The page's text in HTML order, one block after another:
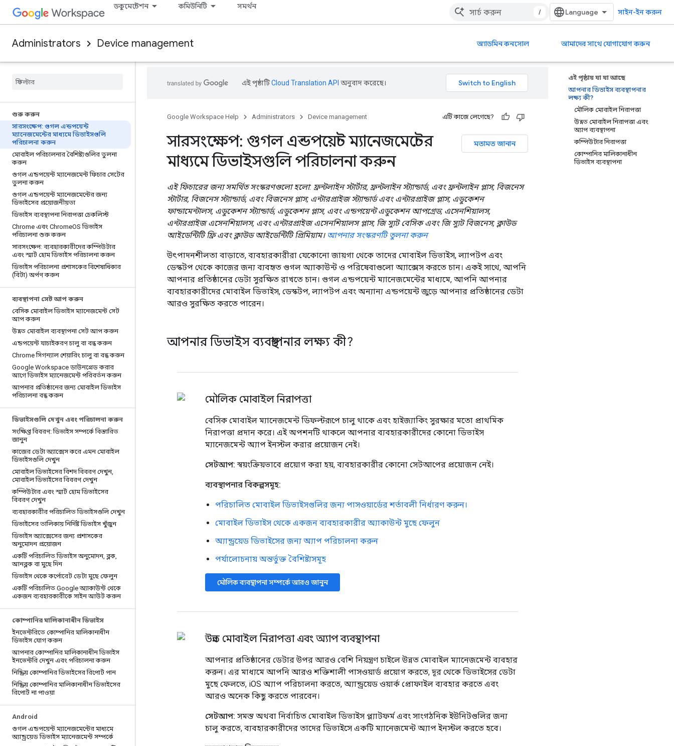
ডকুমেন্টেশন কমিউনিটি সমর্থন
/ সাইন-ইন করুন
Administrators Device management অ্যাডমিন কনসোল আমাদের সাথে যোগাযোগ করুন
শুরু করুন
সারসংক্ষেপ: গুগল এন্ডপয়েন্ট
ম্যানেজমেন্টের মাধ্যমে ডিভাইসগুলি
পরিচালনা করুন
মোবাইল পরিচালনার বৈশিষ্ট্যগুলির তুলনা
করুন
গুগল এন্ডপয়েন্ট ম্যানেজমেন্ট ফিচার সেটের
তুলনা করুন
গুগল এন্ডপয়েন্ট ম্যানেজমেন্টের জন্য
ডিভাইসের প্রয়োজনীয়তা
ডিভাইস ব্যবস্থাপনা নিরাপত্তা চেকলিস্ট
Chrome এবং ChromeOS ডিভাইস
পরিচালনা শুরু করুন
সারসংক্ষেপ: ব্যবহারকারীদের কম্পিউটার
এবং স্মার্ট হোম ডিভাইস পরিচালনা করুন
ডিভাইস পরিচালনা প্রশাসকের বিশেষাধিকার
(বিটা) অর্পণ করুন
ব্যবস্থাপনা সেট আপ করুন
বেসিক মোবাইল ডিভাইস ম্যানেজমেন্ট সেট
আপ করুন
উন্নত মোবাইল ব্যবস্থাপনা সেট আপ করুন
এন্ডপয়েন্ট যাচাইকরণ চালু বা বন্ধ করুন
Chrome সিগন্যাল শেয়ারিং চালু বা বন্ধ করুন
Google Workspace ডাউনগ্রেড করার
আগে ডিভাইস ম্যানেজমেন্ট পরিবর্তন করুন
আপনার প্রতিষ্ঠানের জন্য মোবাইল ডিভাইস
পরিচালনা বন্ধ করুন
ডিভাইসগুলি দেখুন এবং পরিচালনা করুন
সংক্ষিপ্ত বিবরণ: ডিভাইস সম্পর্কে বিস্তারিত
জানুন
কাজের ডেটা অ্যাক্সেস করে এমন মোবাইল
ডিভাইসগুলি দেখুন
মোবাইল ডিভাইসের বিশদ বিবরণ দেখুন,
মোবাইল ডিভাইসের বিবরণ দেখুন
কম্পিউটার এবং স্মার্ট হোম ডিভাইসের
বিবরণ দেখুন
ব্যবহারকারীর পরিচালিত ডিভাইসগুলি দেখুন
ডিভাইসের তালিকায় নির্দিষ্ট ডিভাইস খুঁজুন
ডিভাইস অ্যাক্সেসের জন্য প্রশাসকের
অনুমোদন প্রয়োজন
একটি পরিচালিত ডিভাইস অনুমোদন, ব্লক,
আনব্লক বা মুছে দিন
ডিভাইস থেকে কর্পোরেট ডেটা মুছে ফেলুন
একটি পরিচালিত Google অ্যাকাউন্ট থেকে
একজন ব্যবহারকারীকে সাইন আউট করুন
কোম্পানির মালিকানাধীন ডিভাইস
ইনভেন্টরিতে কোম্পানির মালিকানাধীন
ডিভাইস যোগ করুন
আপনার কোম্পানির মালিকানাধীন ডিভাইস
ইনভেন্টরি দেখুন এবং পরিচালনা করুন
নিষ্ক্রিয় কোম্পানির ডিভাইসের রিপোর্ট পান
নিষ্ক্রিয় কোম্পানির মালিকানাধীন ডিভাইসের
রিপোর্ট না পাওয়া
Android
গুগল এন্ডপয়েন্ট ম্যানেজমেন্টের মাধ্যমে
অ্যান্ড্রয়েড ডিভাইস ম্যানেজমেন্ট সম্পর্কে
এই পৃষ্ঠায় যা যা আছে
আপনার ডিভাইস ব্যবস্থাপনার
লক্ষ্য কী?
মৌলিক মোবাইল নিরাপত্তা
উন্নত মোবাইল নিরাপত্তা এবং
অ্যাপ ব্যবস্থাপনা
কম্পিউটার নিরাপত্তা
কোম্পানির মালিকানাধীন
ডিভাইস ব্যবস্থাপনা
এই পৃষ্ঠাটিCloud Translation API অনুবাদ করেছে।
Google Workspace Help Administrators Device management এটি কাজে লেগেছে?
মতামত জানান
সারসংক্ষেপ: গুগল এন্ডপয়েন্ট ম্যানেজমেন্টের
মাধ্যমে ডিভাইসগুলি পরিচালনা করুন
এই ফিচারের জন্য সমর্থিত সংস্করণগুলো হলো: ফ্রন্টলাইন স্টার্টার, ফ্রন্টলাইন স্ট্যান্ডার্ড, এবং ফ্রন্টলাইন প্লাস; বিজনেস
স্টার্টার, বিজনেস স্ট্যান্ডার্ড, এবং বিজনেস প্লাস; এন্টারপ্রাইজ স্ট্যান্ডার্ড এবং এন্টারপ্রাইজ প্লাস; এডুকেশন
ফান্ডামেন্টালস, এডুকেশন স্ট্যান্ডার্ড, এডুকেশন প্লাস, এবং এন্ডপয়েন্ট এডুকেশন আপগ্রেড; এসেনশিয়ালস,
এন্টারপ্রাইজ এসেনশিয়ালস, এবং এন্টারপ্রাইজ এসেনশিয়ালস প্লাস; জি স্যুট বেসিক এবং জি স্যুট বিজনেস; ক্লাউড
আইডেন্টিটি ফ্রি এবং ক্লাউড আইডেন্টিটি প্রিমিয়াম। আপনার সংস্করণটি তুলনা করুন
উৎপাদনশীলতা বাড়াতে, ব্যবহারকারীরা যেকোনো জায়গা থেকে তাদের মোবাইল ডিভাইস, ল্যাপটপ এবং
ডেস্কটপ থেকে কাজের জন্য ব্যবহৃত গুগল অ্যাকাউন্ট ও পরিষেবাগুলো অ্যাক্সেস করতে চান। একই সাথে, আপনি
আপনার প্রতিষ্ঠানের ডেটা সুরক্ষিত রাখতে চান। গুগল এন্ডপয়েন্ট ম্যানেজমেন্টের মাধ্যমে, আপনি আপনার
ব্যবহারকারীদের মোবাইল ডিভাইস, ডেস্কটপ, ল্যাপটপ এবং অন্যান্য এন্ডপয়েন্ট জুড়ে আপনার প্রতিষ্ঠানের ডেটা
আরও সুরক্ষিত করতে পারেন।
আপনার ডিভাইস ব্যবস্থাপনার লক্ষ্য কী?
মৌলিক মোবাইল নিরাপত্তা
বেসিক মোবাইল ম্যানেজমেন্ট ডিফল্টরূপে চালু থাকে এবং হাইজ্যাকিং সুরক্ষার মতো প্রাথমিক
নিরাপত্তা প্রদান করে। এই অপশনটি থাকলে আপনার ব্যবহারকারীদের কোনো ডিভাইস
ম্যানেজমেন্ট অ্যাপ ইনস্টল করার প্রয়োজন নেই।
সেটআপ: স্বয়ংক্রিয়ভাবে প্রয়োগ করা হয়, ব্যবহারকারীর কোনো সেটআপের প্রয়োজন নেই।
ব্যবস্থাপনার বিকল্পসমূহ:
পরিচালিত মোবাইল ডিভাইসগুলির জন্য পাসওয়ার্ডের শর্তাবলী নির্ধারণ করুন।
মোবাইল ডিভাইস থেকে একজন ব্যবহারকারীর অ্যাকাউন্ট মুছে ফেলুন
অ্যান্ড্রয়েড ডিভাইসের জন্য অ্যাপ পরিচালনা করুন
পর্যালোচনায় অন্তর্ভুক্ত বৈশিষ্ট্যসমূহ
মৌলিক ব্যবস্থাপনা সম্পর্কে আরও জানুন
উন্নত মোবাইল নিরাপত্তা এবং অ্যাপ ব্যবস্থাপনা
আপনার প্রতিষ্ঠানের ডেটার উপর আরও বেশি নিয়ন্ত্রণ চাইলে উন্নত মোবাইল ম্যানেজমেন্ট ব্যবহার
করুন। এর মাধ্যমে আপনি আরও শক্তিশালী পাসওয়ার্ড প্রয়োগ করতে, দূর থেকে ডিভাইসের ডেটা
মুছে ফেলতে, iOS অ্যাপ পরিচালনা করতে, অ্যান্ড্রয়েড ওয়ার্ক প্রোফাইল ব্যবহার করতে এবং
আরও অনেক কিছু করতে পারবেন।
সেটআপ: সমস্ত অথবা নির্বাচিত মোবাইল ডিভাইস প্ল্যাটফর্ম এবং সাংগঠনিক ইউনিটগুলির জন্য
চালু করতে, ব্যবহারকারীদের তাদের ডিভাইসে একটি ম্যানেজমেন্ট অ্যাপ ইনস্টল করতে হবে।